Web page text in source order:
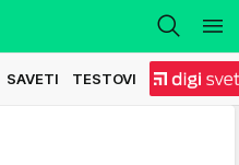
SAVETI TESTOVI